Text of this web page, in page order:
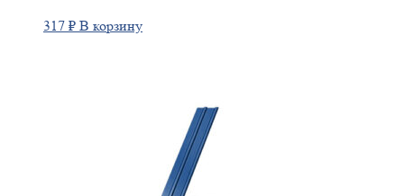
317 ₽ В корзину